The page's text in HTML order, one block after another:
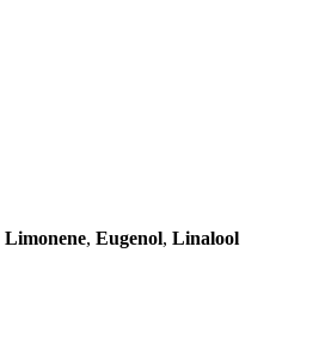
Limonene, Eugenol, Linalool